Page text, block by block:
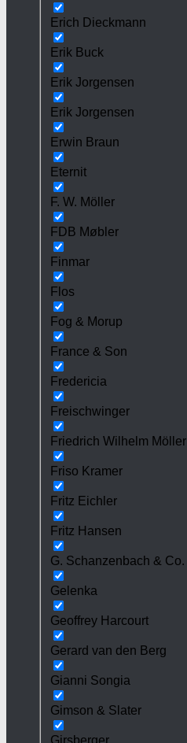
Erich Dieckmann
Erik Buck
Erik Jorgensen
Erik Jorgensen
Erwin Braun
Eternit
F. W. Möller
FDB Møbler
Finmar
Flos
Fog & Morup
France & Son
Fredericia
Freischwinger
Friedrich Wilhelm Möller
Friso Kramer
Fritz Eichler
Fritz Hansen
G. Schanzenbach & Co.
Gelenka
Geoffrey Harcourt
Gerard van den Berg
Gianni Songia
Gimson & Slater
Girsberger